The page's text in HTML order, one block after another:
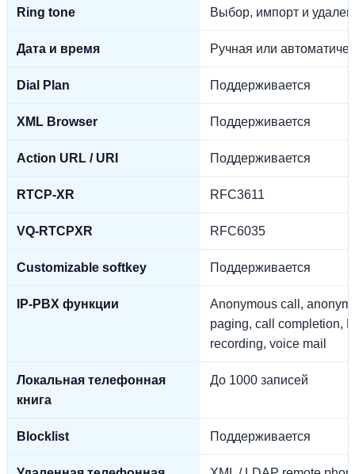
Ring tone Выбор, импорт и
Дата и время Ручная или
Dial Plan Поддерживается
XML Browser Поддерживается
Action URL / URI Поддерживается
RTCP-XR RFC3611
VQ-RTCPXR RFC6035
Customizable softkey Поддерживается
IP-PBX функции
Anonymous call,
paging, call completion,
recording, voice mail
Локальная телефонная
книга
До 1000 записей
Blocklist Поддерживается